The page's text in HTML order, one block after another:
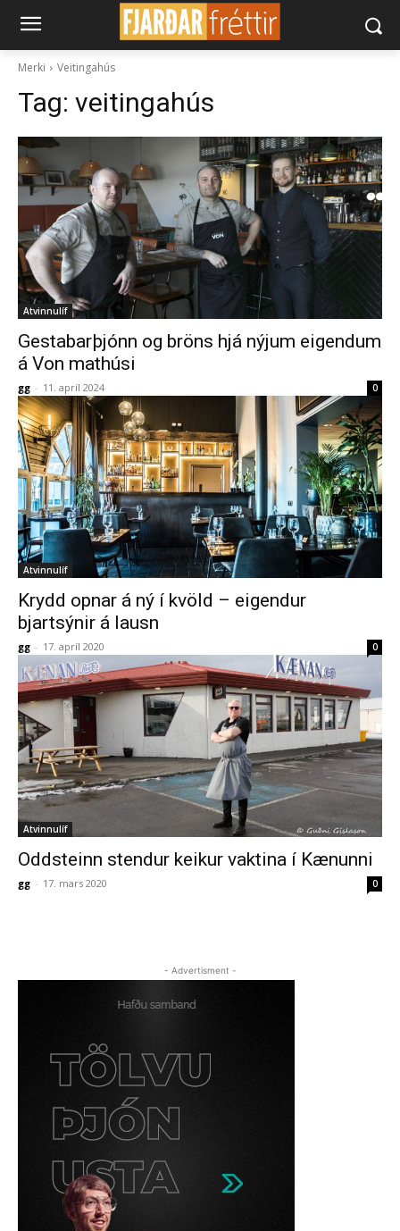
Merki Veitingahús
Tag: veitingahús
Atvinnulíf
Gestabarþjónn og bröns hjá nýjum eigendum
á Von mathúsi
gg - 11. apríl 2024 0
Atvinnulíf
Krydd opnar á ný í kvöld – eigendur
bjartsýnir á lausn
gg - 17. apríl 2020 0
Atvinnulíf
Oddsteinn stendur keikur vaktina í Kænunni
gg - 17. mars 2020 0
- Advertisment -